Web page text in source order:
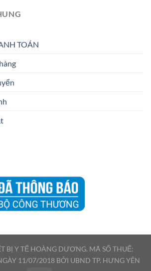
TOÁN
BỊ Y TẾ HOÀNG DƯƠNG. MÃ SỐ THUẾ:
11/07/2018 BỞI UBND TP. HƯNG YÊN